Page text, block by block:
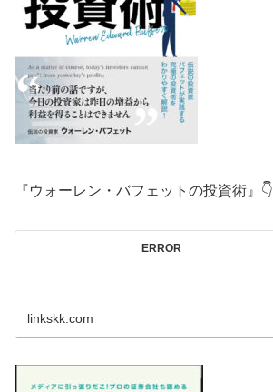
『ウォーレン・バフェットの投資術』👇
ERROR
linkskk.com